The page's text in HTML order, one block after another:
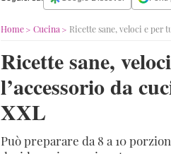
di
Posta
Cuore
Love&Sex
Test
dileicipiace
#bellastoria
Home Cucina Ricette sane, veloci e per
Ricette sane,
l’accessorio da
XXL
Può preparare da 8 a 10